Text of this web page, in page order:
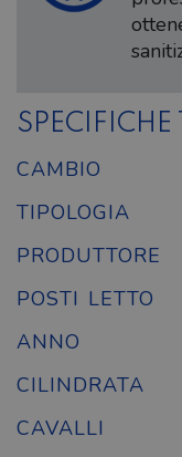
SPECIFICHE
CAMBIO
TIPOLOGIA
PRODUTTORE
POSTI LETTO
ANNO
CILINDRATA
CAVALLI